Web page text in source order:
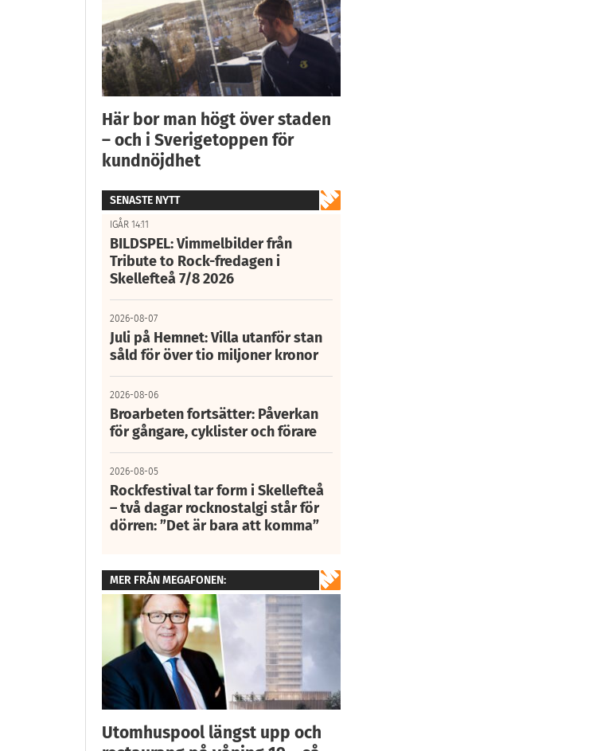
Här bor man högt över staden
– och i Sverigetoppen för
kundnöjdhet
SENASTE NYTT
IGÅR 14:11
BILDSPEL: Vimmelbilder från
Tribute to Rock-fredagen i
Skellefteå 7/8 2026
2026-08-07
Juli på Hemnet: Villa utanför stan
såld för över tio miljoner kronor
2026-08-06
Broarbeten fortsätter: Påverkan
för gångare, cyklister och förare
2026-08-05
Rockfestival tar form i Skellefteå
– två dagar rocknostalgi står för
dörren: ”Det är bara att komma”
MER FRÅN MEGAFONEN:
Utomhuspool längst upp och